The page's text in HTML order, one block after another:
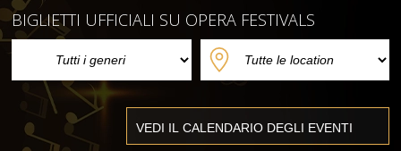
BIGLIETTI UFFICIALI SU OPERA FESTIVALS